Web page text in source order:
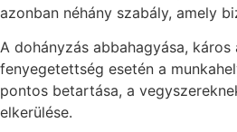
azonban néhány szabály, amely
A dohányzás abbahagyása,
fenyegetettség esetén a
pontos betartása, a
elkerülése.